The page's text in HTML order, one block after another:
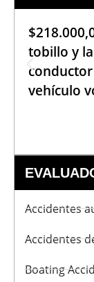
tobillo y
vehículo
Accidentes
Accidentes
Boating